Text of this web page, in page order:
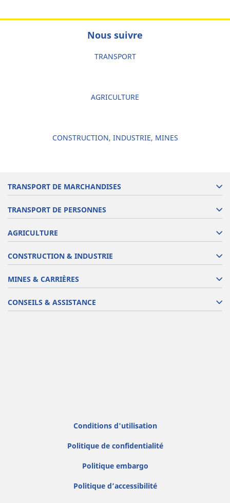
Nous suivre
TRANSPORT
AGRICULTURE
CONSTRUCTION, INDUSTRIE, MINES
TRANSPORT DE MARCHANDISES
TRANSPORT DE PERSONNES
AGRICULTURE
CONSTRUCTION & INDUSTRIE
MINES & CARRIÈRES
CONSEILS & ASSISTANCE
Conditions d'utilisation
Politique de confidentialité
Politique embargo
Politique d’accessibilité